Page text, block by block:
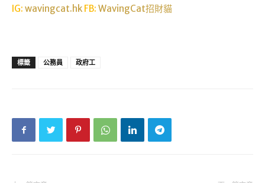
IG: wavingcat.hk FB: WavingCat招財貓
標籤 公務員 政府工